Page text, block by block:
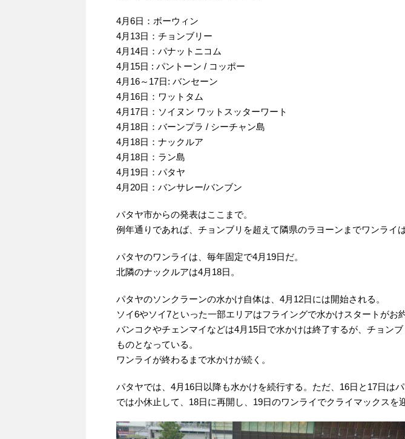
4月6日：ボーウィン
4月13日：チョンブリー
4月14日：パナットニコム
4月15日 : パントーン / コッポー
4月16～17日: バンセーン
4月16日：ワットタム
4月17日：ソイヌン ワットスッターワート
4月18日：バーンプラ / シーチャン島
4月18日：ナックルア
4月18日：ラン島
4月19日：パタヤ
4月20日：バンサレー/バンブン
パタヤ市からの発表はここまで。
例年通りであれば、チョンブリを超えて隣県のラヨーンまでワンライは
パタヤのワンライは、毎年固定で4月19日だ。
北隣のナックルアは4月18日。
パタヤのソンクラーンの水かけ自体は、4月12日には開始される。
ソイ6やソイ7といった一部エリアはフライングで水かけスタートがお約
バンコクやチェンマイなどは4月15日で水かけは終了するが、チョン
ものとなっている。
ワンライが終わるまで水かけが続く。
パタヤでは、4月16日以降も水かけを続行する。ただ、16日と17日は
では小休止して、18日に再開し、19日のワンライでクライマックスを